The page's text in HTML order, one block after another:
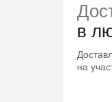
в
на